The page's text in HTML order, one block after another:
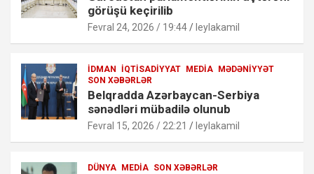
görüşü keçirilib
Fevral 24, 2026 / 19:44 leylakamil
İDMAN İQTISADIYYAT MEDIA MƏDƏNIYYƏT
SON XƏBƏRLƏR
Belqradda Azərbaycan-Serbiya
sənədləri mübadilə olunub
Fevral 15, 2026 / 22:21 leylakamil
DÜNYA MEDIA SON XƏBƏRLƏR